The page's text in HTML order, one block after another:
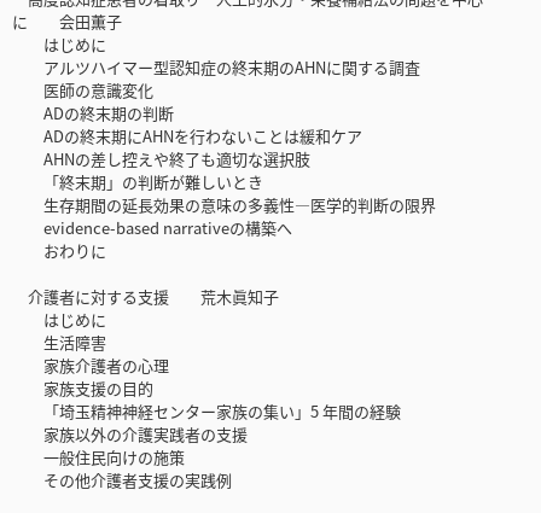
に 会田薫子
はじめに
アルツハイマー型認知症の終末期のAHNに関する調査
医師の意識変化
ADの終末期の判断
ADの終末期にAHNを行わないことは緩和ケア
AHNの差し控えや終了も適切な選択肢
「終末期」の判断が難しいとき
生存期間の延長効果の意味の多義性―医学的判断の限界
evidence-based narrativeの構築へ
おわりに
介護者に対する支援 荒木眞知子
はじめに
生活障害
家族介護者の心理
家族支援の目的
「埼玉精神神経センター家族の集い」5 年間の経験
家族以外の介護実践者の支援
一般住民向けの施策
その他介護者支援の実践例